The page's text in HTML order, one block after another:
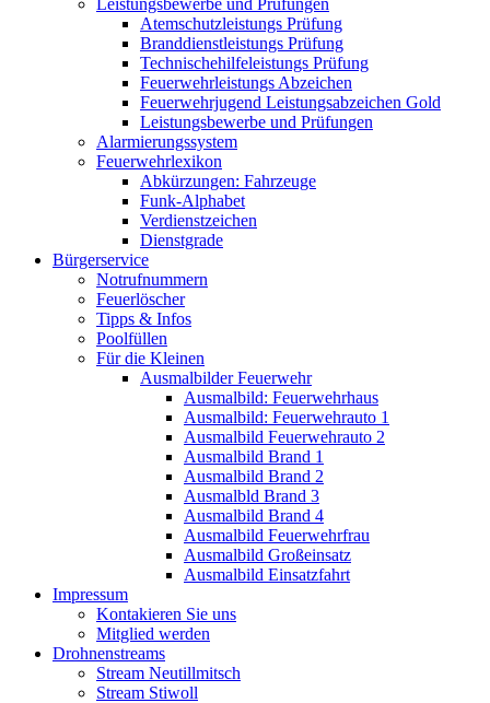
Leistungsbewerbe und Prüfungen
Atemschutzleistungs Prüfung
Branddienstleistungs Prüfung
Technischehilfeleistungs Prüfung
Feuerwehrleistungs Abzeichen
Feuerwehrjugend Leistungsabzeichen Gold
Leistungsbewerbe und Prüfungen
Alarmierungssystem
Feuerwehrlexikon
Abkürzungen: Fahrzeuge
Funk-Alphabet
Verdienstzeichen
Dienstgrade
Bürgerservice
Notrufnummern
Feuerlöscher
Tipps & Infos
Poolfüllen
Für die Kleinen
Ausmalbilder Feuerwehr
Ausmalbild: Feuerwehrhaus
Ausmalbild: Feuerwehrauto 1
Ausmalbild Feuerwehrauto 2
Ausmalbild Brand 1
Ausmalbild Brand 2
Ausmalbld Brand 3
Ausmalbild Brand 4
Ausmalbild Feuerwehrfrau
Ausmalbild Großeinsatz
Ausmalbild Einsatzfahrt
Impressum
Kontakieren Sie uns
Mitglied werden
Drohnenstreams
Stream Neutillmitsch
Stream Stiwoll